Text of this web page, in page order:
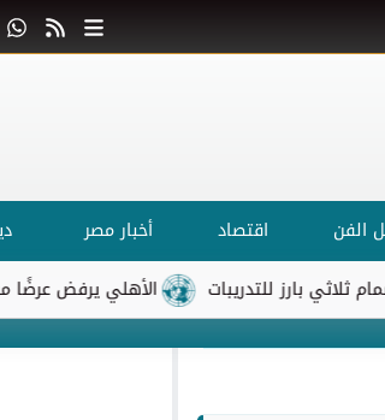
الفن اقتصاد أخبار مصر
الأهلي يرفض عرضًا من للتدريبات